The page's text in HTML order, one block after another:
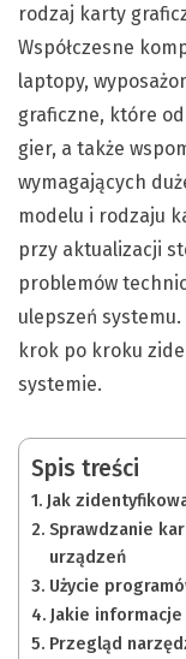
rodzaj karty
Współczesne
laptopy,
graficzne, które
gier, a także
wymagających
modelu i rodzaju
przy aktualizacji
problemów
ulepszeń
krok po kroku
systemie.
Spis treści
Jak
Sprawdzanie
urządzeń
Użycie
Jakie
Przegląd